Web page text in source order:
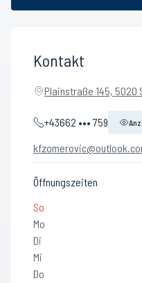
Kontakt
Plainstraße 145, 5020
+43662 ••• 759
Öffnungszeiten
So
Mo
Di
Mi
Do